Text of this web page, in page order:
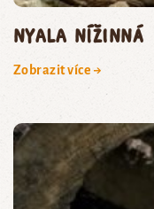
nyala nížinná
Zobrazit více →